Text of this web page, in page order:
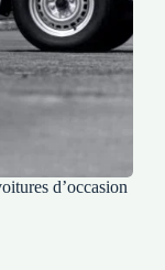
d’occasion